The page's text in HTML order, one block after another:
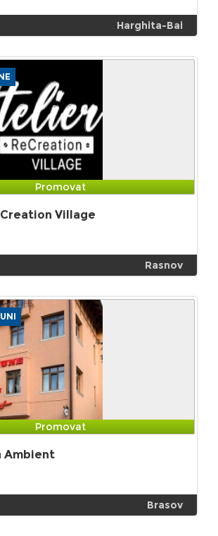
Harghita-Bai
Promovat
Village
Rasnov
Promovat
Ambient
Brasov